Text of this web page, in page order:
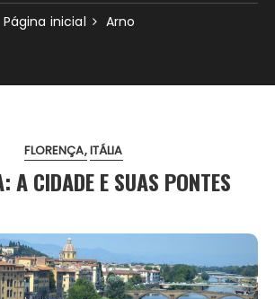
Página inicial Arno
FLORENÇA ITÁLIA
A CIDADE E SUAS PONTES